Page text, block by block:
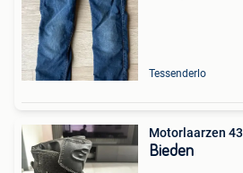
Tessenderlo
Motorlaarzen 43
Bieden